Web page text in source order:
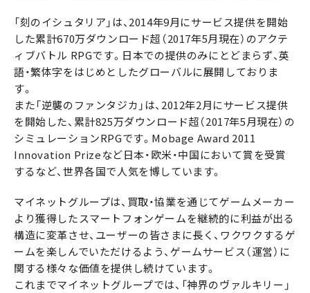
「刻のイシュタリア」は、2014年9月にサービス提供を開始
した累計670万ダウンロード超（2017年5月現在）のアクテ
ィブバトル RPGです。日本での提供のみにとどまらず、英
語・繁体字をはじめとしたグローバルに展開しておりま
す。
また「逆襲のファンタジカ」は、2012年2月にサービス提供
を開始した、累計825万ダウンロード超（2017年5月現在）の
シミュレーションRPGです。Mobage Award 2011
Innovation Prizeなど日本・欧米・中国において賞を受賞
するなど、世界各国で人気を博しています。
マイネットグループは、買取・協業を通じてゲームメーカー
より獲得したスマートフォンゲームを継続的に利益が出る
構造に変革させ、ユーザーの皆さまに長く、ワクワクするゲ
ームを楽しんでいただけるよう、ゲームサービス（運営）に
関する様々な価値を提供し続けています。
これまでマイネットグループでは、「神界のヴァルキリー」